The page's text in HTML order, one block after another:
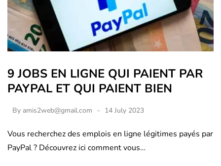
9 JOBS EN LIGNE QUI PAIENT PAR
PAYPAL ET QUI PAIENT BIEN
By amis2web@gmail.com 14 July 2023
Vous recherchez des emplois en ligne légitimes payés par
PayPal ? Découvrez ici comment vous…